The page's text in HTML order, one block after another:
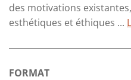
des motivations
esthétiques et éthiques ...
FORMAT